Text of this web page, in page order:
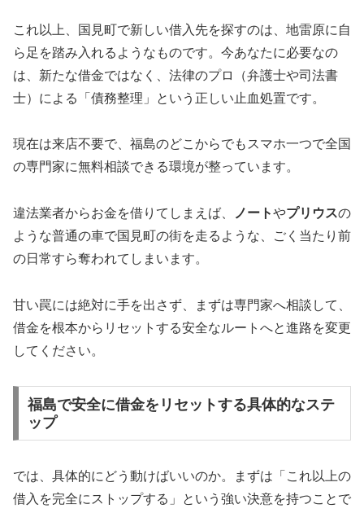
これ以上、国見町で新しい借入先を探すのは、地雷原に自
ら足を踏み入れるようなものです。今あなたに必要なの
は、新たな借金ではなく、法律のプロ（弁護士や司法書
士）による「債務整理」という正しい止血処置です。
現在は来店不要で、福島のどこからでもスマホ一つで全国
の専門家に無料相談できる環境が整っています。
違法業者からお金を借りてしまえば、 ノートやプリウスの
ような普通の車で国見町の街を走るような、ごく当たり前
の日常すら奪われてしまいます。
甘い罠には絶対に手を出さず、まずは専門家へ相談して、
借金を根本からリセットする安全なルートへと進路を変更
してください。
福島で安全に借金をリセットする具体的なステ
ップ
では、具体的にどう動けばいいのか。まずは「これ以上の
借入を完全にストップする」という強い決意を持つことで